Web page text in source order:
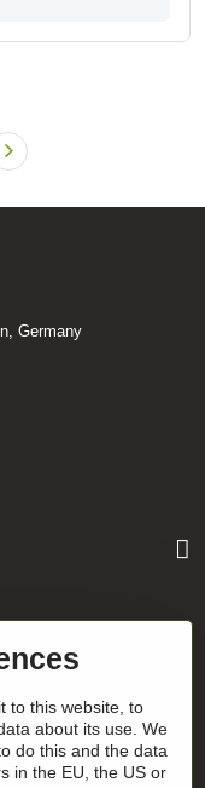
Germany
to this website, to
about its use. We
do this and the data
in the EU, the US or